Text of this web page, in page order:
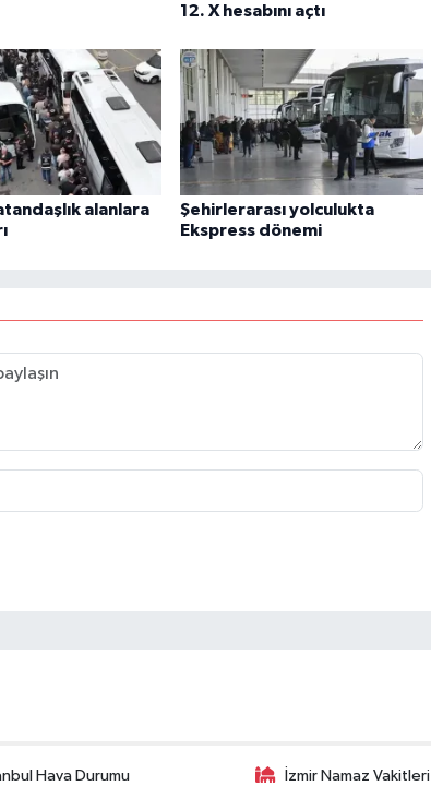
12. X hesabını açtı
alanlara
Şehirlerarası yolculukta
Ekspress dönemi
Hava Durumu İzmir Namaz Vakitleri